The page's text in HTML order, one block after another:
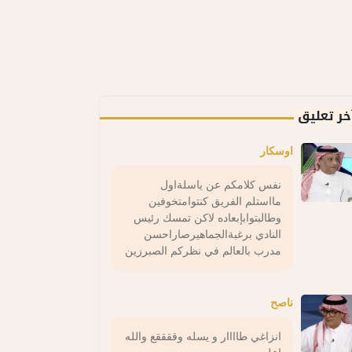
تعليق
اوسكار
نفس كلامكم عن ياسلةاول
مااستلم الفريق كنتوامتخوفين
وطالبتوابإبعاده لاكن تمسك رئيس
النادي برغبةالجماهيرصاراحسن
مدرب بالعالم في نظركم الصبرزين
ناصح
انزاغي طاااار و يسله وققققع والله